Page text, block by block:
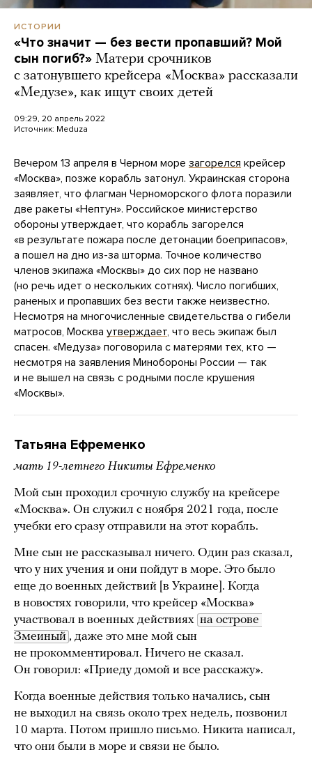
ИСТОРИИ
«Что значит — без вести пропавший? Мой
сын погиб?» Матери срочников
с затонувшего крейсера «Москва» рассказали
«Медузе», как ищут своих детей
09:29, 20 апрель 2022
Источник: Meduza
Вечером 13 апреля в Черном море загорелся крейсер
«Москва», позже корабль затонул. Украинская сторона
заявляет, что флагман Черноморского флота поразили
две ракеты «Нептун». Российское министерство
обороны утверждает, что корабль загорелся
«в результате пожара после детонации боеприпасов»,
а пошел на дно из-за шторма. Точное количество
членов экипажа «Москвы» до сих пор не названо
(но речь идет о нескольких сотнях). Число погибших,
раненых и пропавших без вести также неизвестно.
Несмотря на многочисленные свидетельства о гибели
матросов, Москва утверждает, что весь экипаж был
спасен. «Медуза» поговорила с матерями тех, кто —
несмотря на заявления Минобороны России — так
и не вышел на связь с родными после крушения
«Москвы».
Татьяна Ефременко
мать 19-летнего Никиты Ефременко
Мой сын проходил срочную службу на крейсере
«Москва». Он служил с ноября 2021 года, после
учебки его сразу отправили на этот корабль.
Мне сын не рассказывал ничего. Один раз сказал,
что у них учения и они пойдут в море. Это было
еще до военных действий [в Украине]. Когда
в новостях говорили, что крейсер «Москва»
участвовал в военных действиях на острове
Змеиный , даже это мне мой сын
не прокомментировал. Ничего не сказал.
Он говорил: «Приеду домой и все расскажу».
Когда военные действия только начались, сын
не выходил на связь около трех недель, позвонил
10 марта. Потом пришло письмо. Никита написал,
что они были в море и связи не было.